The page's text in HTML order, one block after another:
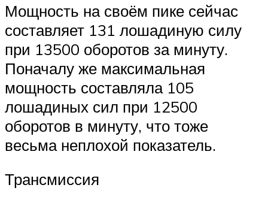
Мощность на своём пике сейчас
составляет 131 лошадиную силу
при 13500 оборотов за минуту.
Поначалу же максимальная
мощность составляла 105
лошадиных сил при 12500
оборотов в минуту, что тоже
весьма неплохой показатель.
Трансмиссия